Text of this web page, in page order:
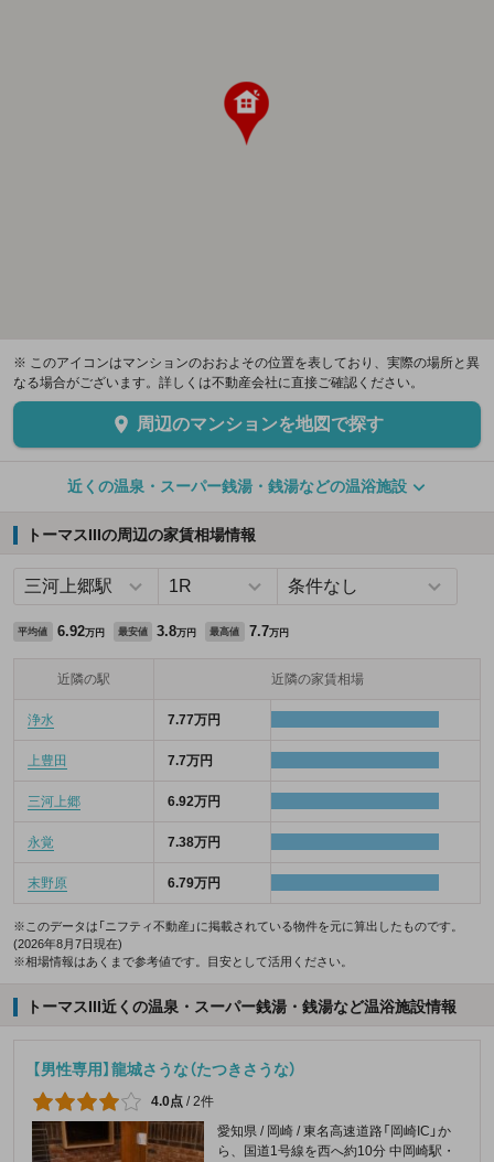
※ このアイコンはマンションのおおよその位置を表しており、実際の場所と異
なる場合がございます。詳しくは不動産会社に直接ご確認ください。
周辺のマンションを地図で探す
近くの温泉・スーパー銭湯・銭湯などの温浴施設
トーマスIIIの周辺の家賃相場情報
平均値 6.92万円 最安値 3.8万円 最高値 7.7万円
近隣の駅 近隣の家賃相場
浄水 7.77万円
上豊田 7.7万円
三河上郷 6.92万円
永覚 7.38万円
末野原 6.79万円
※このデータは「ニフティ不動産」に掲載されている物件を元に算出したものです。
(2026年8月7日現在)
※相場情報はあくまで参考値です。目安として活用ください。
トーマスIII近くの温泉・スーパー銭湯・銭湯など温浴施設情報
【男性専用】龍城さうな（たつきさうな）
4.0点 /2件
愛知県 / 岡崎 / 東名高速道路「岡崎IC」か
ら、国道1号線を西へ約10分 中岡崎駅・